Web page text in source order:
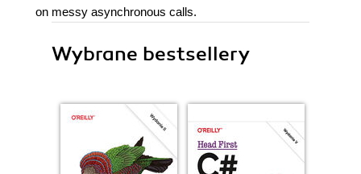
on messy asynchronous calls.
Wybrane bestsellery